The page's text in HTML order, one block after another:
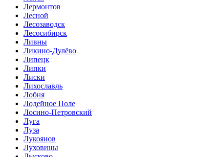
Лермонтов
Лесной
Лесозаводск
Лесосибирск
Ливны
Ликино-Дулёво
Липецк
Липки
Лиски
Лихославль
Лобня
Лодейное Поле
Лосино-Петровский
Луга
Луза
Лукоянов
Луховицы